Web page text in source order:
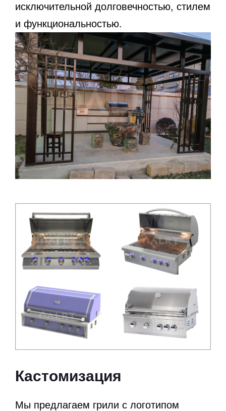
исключительной долговечностью, стилем
и функциональностью.
Кастомизация
Мы предлагаем грили с логотипом